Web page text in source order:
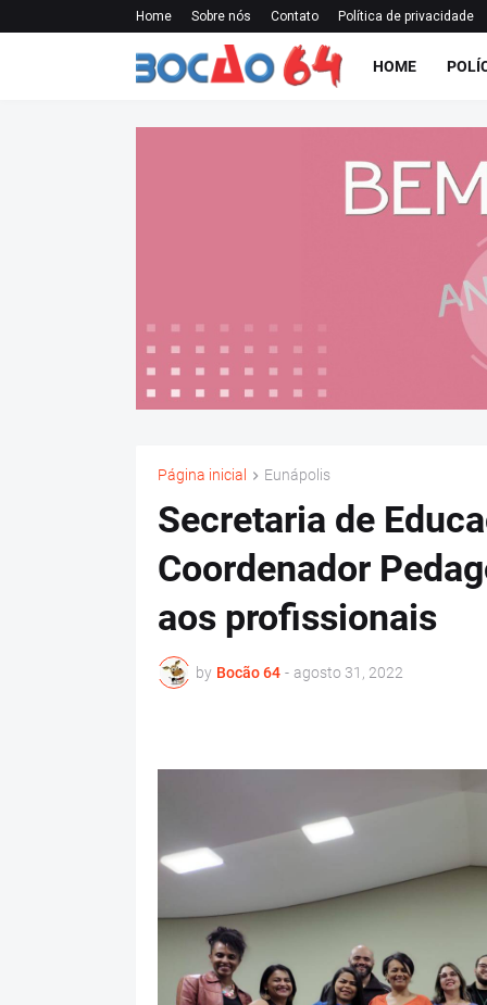
Home Sobre nós Contato Política de privacidade
HOME
Página inicial Eunápolis
Secretaria de
Coordenador
aos profissionais
by Bocão 64 - agosto 31, 2022